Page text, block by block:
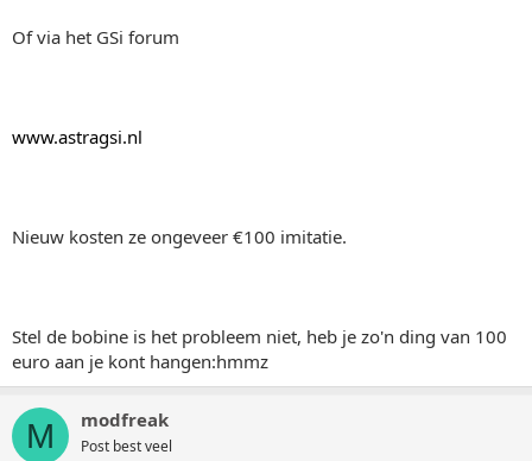
Of via het GSi forum
www.astragsi.nl
Nieuw kosten ze ongeveer €100 imitatie.
Stel de bobine is het probleem niet, heb je zo'n ding van 100
euro aan je kont hangen:hmmz
M modfreak
Post best veel